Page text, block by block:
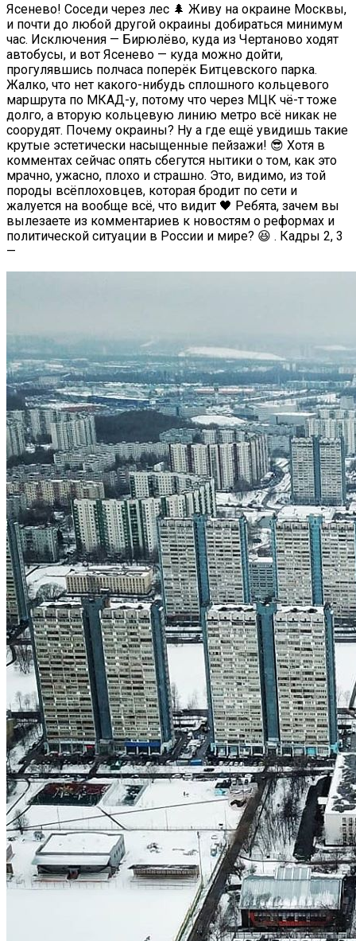
Ясенево! Соседи через лес 🌲 Живу на окраине Москвы,
и почти до любой другой окраины добираться минимум
час. Исключения — Бирюлёво, куда из Чертаново ходят
автобусы, и вот Ясенево — куда можно дойти,
прогулявшись полчаса поперёк Битцевского парка.
Жалко, что нет какого-нибудь сплошного кольцевого
маршрута по МКАД-у, потому что через МЦК чё-т тоже
долго, а вторую кольцевую линию метро всё никак не
соорудят. Почему окраины? Ну а где ещё увидишь такие
крутые эстетически насыщенные пейзажи! 😎 Хотя в
комментах сейчас опять сбегутся нытики о том, как это
мрачно, ужасно, плохо и страшно. Это, видимо, из той
породы всёплоховцев, которая бродит по сети и
жалуется на вообще всё, что видит 🖤 Ребята, зачем вы
вылезаете из комментариев к новостям о реформах и
политической ситуации в России и мире? 😆 . Кадры 2, 3
—